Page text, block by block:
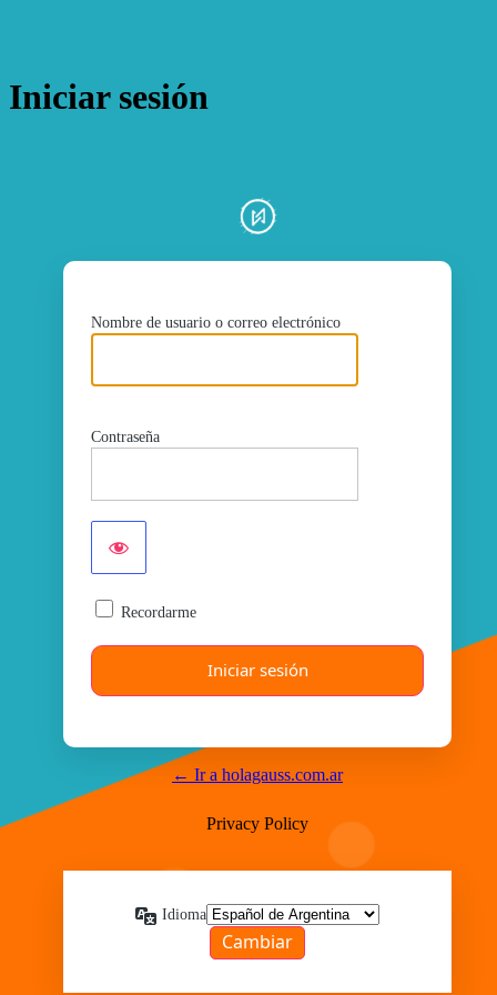
Iniciar sesión
Nombre de usuario o correo electrónico
Contraseña
Recordarme
← Ir a holagauss.com.ar
Privacy Policy
Idioma